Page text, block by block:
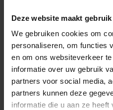
Deze website maakt
We gebruiken cookies om
personaliseren, om functies
en om ons websiteverkeer
informatie over uw gebruik
partners voor social media,
partners kunnen deze
informatie die u aan ze
Bruto
gewicht
6250
Discount
code
O03
DOWNLOADS